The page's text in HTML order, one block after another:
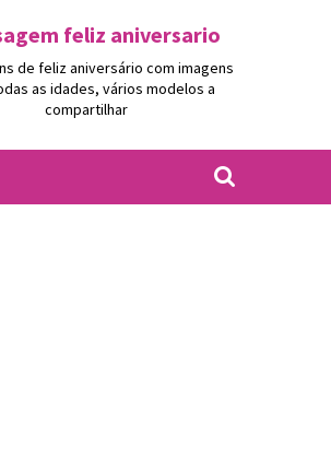
feliz aniversario
de feliz aniversário com imagens
as idades, vários modelos a
compartilhar